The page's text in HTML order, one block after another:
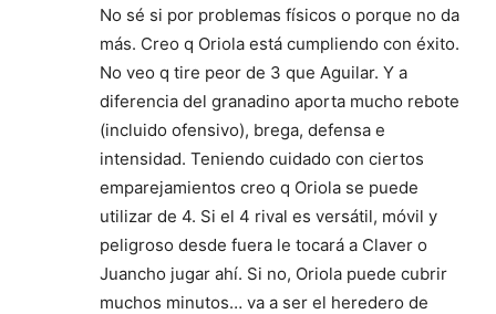
No sé si por problemas físicos o porque no da
más. Creo q Oriola está cumpliendo con éxito.
No veo q tire peor de 3 que Aguilar. Y a
diferencia del granadino aporta mucho rebote
(incluido ofensivo), brega, defensa e
intensidad. Teniendo cuidado con ciertos
emparejamientos creo q Oriola se puede
utilizar de 4. Si el 4 rival es versátil, móvil y
peligroso desde fuera le tocará a Claver o
Juancho jugar ahí. Si no, Oriola puede cubrir
muchos minutos… va a ser el heredero de